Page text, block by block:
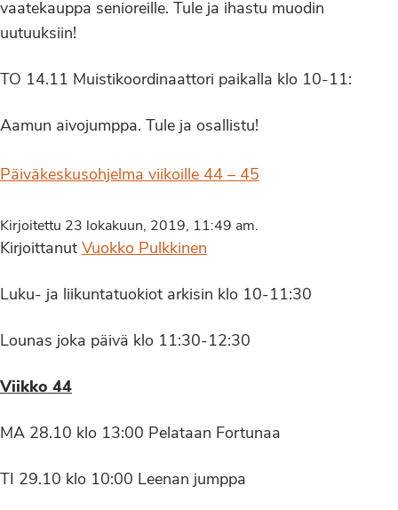
vaatekauppa senioreille. Tule ja ihastu muodin
uutuuksiin!
TO 14.11 Muistikoordinaattori paikalla klo 10-11:
Aamun aivojumppa. Tule ja osallistu!
Päiväkeskusohjelma viikoille 44 – 45
Kirjoitettu 23 lokakuun, 2019, 11:49 am.
Kirjoittanut Vuokko Pulkkinen
Luku- ja liikuntatuokiot arkisin klo 10-11:30
Lounas joka päivä klo 11:30-12:30
Viikko 44
MA 28.10 klo 13:00 Pelataan Fortunaa
TI 29.10 klo 10:00 Leenan jumppa